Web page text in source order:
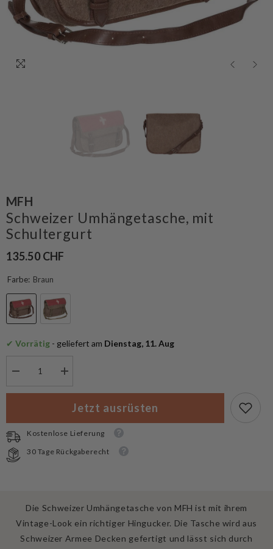
MFH
Schweizer Umhängetasche, mit
Schultergurt
135.50 CHF
Farbe: Braun
✔ Vorrätig - geliefert am Dienstag, 11. Aug
für
Umhängetasche,
mit
Schultergurt
Menge
für
MFH
Schweizer
Umhängetasche,
mit
Schultergurt
Jetzt ausrüsten
Kostenlose Lieferung
30 Tage Rückgaberecht
Die Schweizer Umhängetasche von MFH ist mit ihrem
Vintage-Look ein richtiger Hingucker. Die Tasche wird aus
Schweizer Armee Decken gefertigt und lässt sich durch